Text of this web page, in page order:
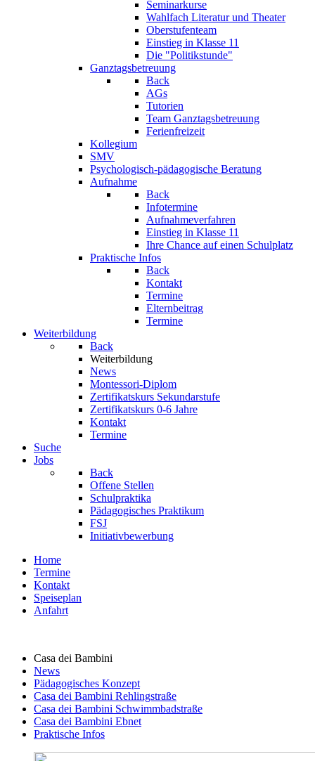
Seminarkurse
Wahlfach Literatur und Theater
Oberstufenteam
Einstieg in Klasse 11
Die "Politikstunde"
Ganztagsbetreuung
Back
AGs
Tutorien
Team Ganztagsbetreuung
Ferienfreizeit
Kollegium
SMV
Psychologisch-pädagogische Beratung
Aufnahme
Back
Infotermine
Aufnahmeverfahren
Einstieg in Klasse 11
Ihre Chance auf einen Schulplatz
Praktische Infos
Back
Kontakt
Termine
Elternbeitrag
Termine
Weiterbildung
Back
Weiterbildung
News
Montessori-Diplom
Zertifikatskurs Sekundarstufe
Zertifikatskurs 0-6 Jahre
Kontakt
Termine
Suche
Jobs
Back
Offene Stellen
Schulpraktika
Pädagogisches Praktikum
FSJ
Initiativbewerbung
Home
Termine
Kontakt
Speiseplan
Anfahrt
Casa dei Bambini
News
Pädagogisches Konzept
Casa dei Bambini Rehlingstraße
Casa dei Bambini Schwimmbadstraße
Casa dei Bambini Ebnet
Praktische Infos